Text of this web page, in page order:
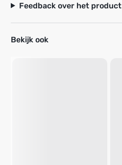
Feedback over het product
Bekijk ook